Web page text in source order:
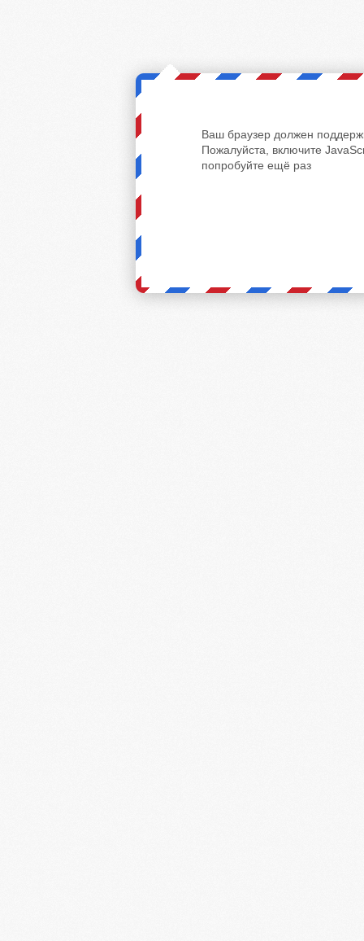
Ваш браузер должен
Пожалуйста, включите
попробуйте ещё раз